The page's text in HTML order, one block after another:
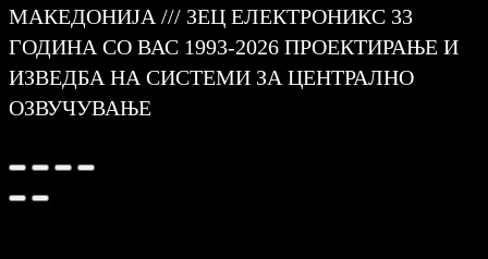
МАКЕДОНИЈА /// ЗЕЦ ЕЛЕКТРОНИКС 33
ГОДИНА СО ВАС 1993-2026 ПРОЕКТИРАЊЕ И
ИЗВЕДБА НА СИСТЕМИ ЗА ЦЕНТРАЛНО
ОЗВУЧУВАЊЕ